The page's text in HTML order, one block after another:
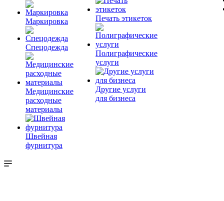
Маркировка
Спецодежда
Медицинские
расходные
материалы
Швейная
фурнитура
Печать этикеток
Полиграфические
услуги
Другие услуги
для бизнеса